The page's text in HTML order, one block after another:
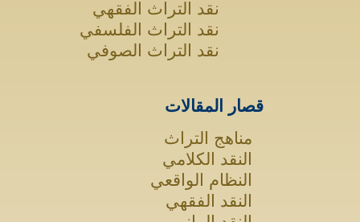
نقد التراث الفقهي
نقد التراث الفلسفي
نقد التراث الصوفي
قصار المقالات
مناهج التراث
النقد الكلامي
النظام الواقعي
النقد الفقهي